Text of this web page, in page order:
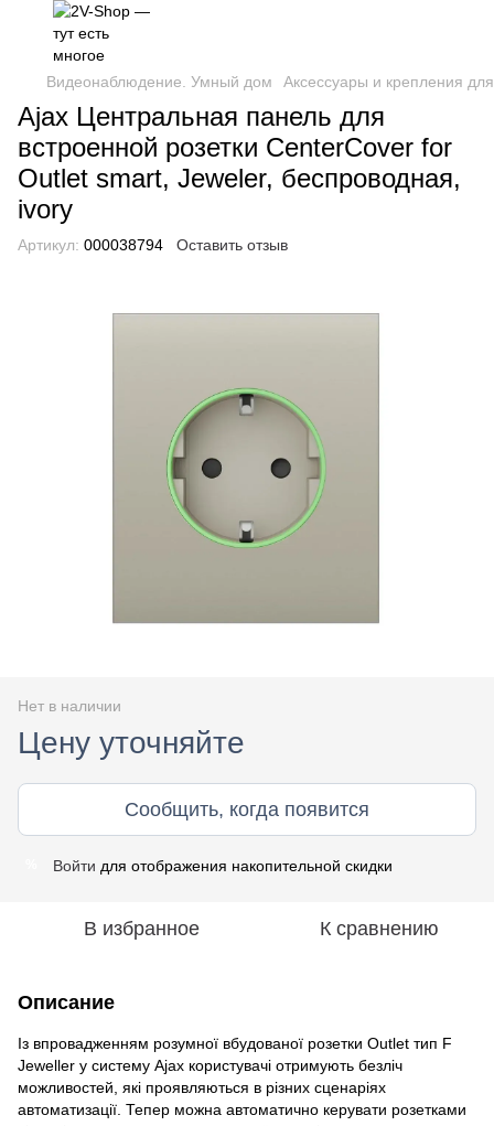
Видеонаблюдение. Умный дом Аксессуары и крепления
Ajax Центральная панель для
встроенной розетки CenterCover for
Outlet smart, Jeweler, беспроводная,
ivory
Артикул: 000038794 Оставить отзыв
Нет в наличии
Цену уточняйте
Сообщить, когда появится
Войти для отображения накопительной скидки
В избранное К сравнению
Описание
Із впровадженням розумної вбудованої розетки Outlet тип F
Jeweller у систему Ajax користувачі отримують безліч
можливостей, які проявляються в різних сценаріях
автоматизації. Тепер можна автоматично керувати розетками